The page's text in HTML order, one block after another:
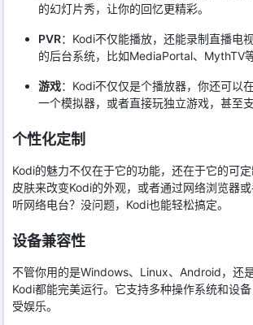
的幻灯片秀，让你的回忆更精彩。
PVR：Kodi不仅能播放，还能录制直播电
的后台系统，比如MediaPortal、MythTV等
游戏：Kodi不仅仅是个播放器，你还可以
一个模拟器，或者直接玩独立游戏，甚至
个性化定制
Kodi的魅力不仅在于它的功能，还在于它的可
皮肤来改变Kodi的外观，或者通过网络浏览器
听网络电台？没问题，Kodi也能轻松搞定。
设备兼容性
不管你用的是Windows、Linux、Android，还
Kodi都能完美运行。它支持多种操作系统和设
受娱乐。